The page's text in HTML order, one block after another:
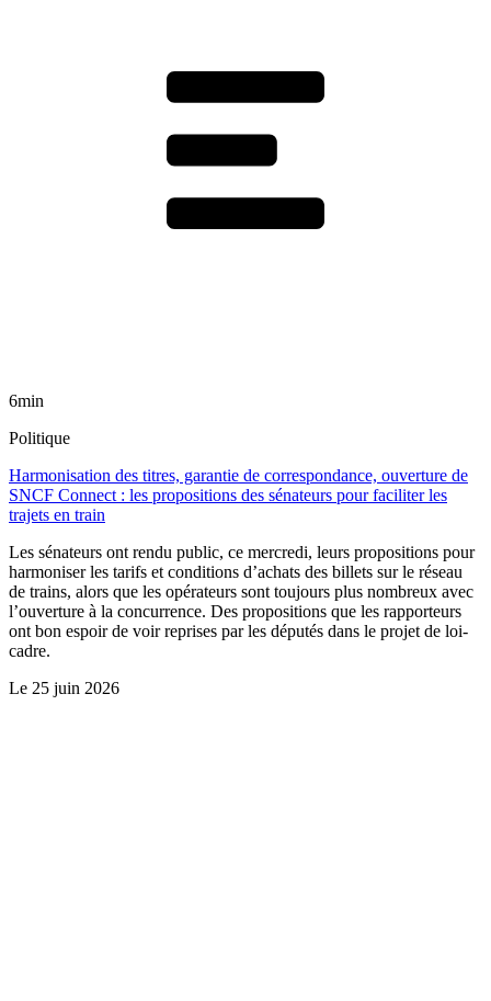
6min
Politique
Harmonisation des titres, garantie de correspondance, ouverture de
SNCF Connect : les propositions des sénateurs pour faciliter les
trajets en train
Les sénateurs ont rendu public, ce mercredi, leurs propositions pour
harmoniser les tarifs et conditions d’achats des billets sur le réseau
de trains, alors que les opérateurs sont toujours plus nombreux avec
l’ouverture à la concurrence. Des propositions que les rapporteurs
ont bon espoir de voir reprises par les députés dans le projet de loi-
cadre.
Le 25 juin 2026